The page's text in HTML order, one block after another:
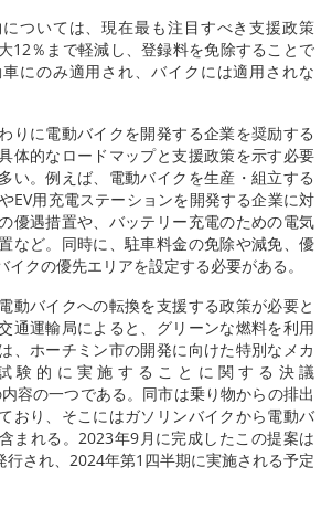
ついては、現在最も注目すべき支援政策
12％まで軽減し、登録料を免除することで
にのみ適用され、バイクには適用されな
りに電動バイクを開発する企業を奨励する
体的なロードマップと支援政策を示す必要
い。例えば、電動バイクを生産・組立する
EV用充電ステーションを開発する企業に対
優遇措置や、バッテリー充電のための電気
など。同時に、駐車料金の免除や減免、優
クの優先エリアを設定する必要がある。
動バイクへの転換を支援する政策が必要と
通運輸局によると、グリーンな燃料を利用
、ホーチミン市の開発に向けた特別なメカ
験的に実施することに関する決議
容の一つである。同市は乗り物からの排出
おり、そこにはガソリンバイクから電動バ
まれる。2023年9月に完成したこの提案は
行され、2024年第1四半期に実施される予定